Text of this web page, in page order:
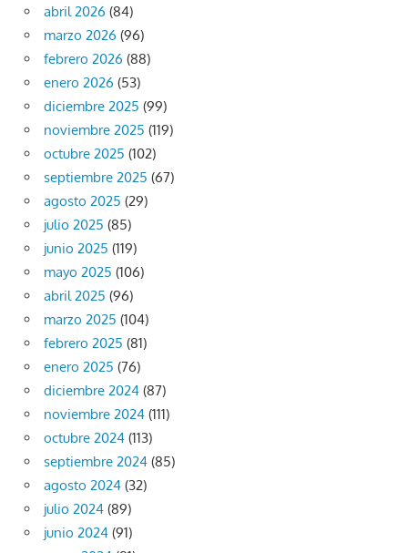
abril 2026 (84)
marzo 2026 (96)
febrero 2026 (88)
enero 2026 (53)
diciembre 2025 (99)
noviembre 2025 (119)
octubre 2025 (102)
septiembre 2025 (67)
agosto 2025 (29)
julio 2025 (85)
junio 2025 (119)
mayo 2025 (106)
abril 2025 (96)
marzo 2025 (104)
febrero 2025 (81)
enero 2025 (76)
diciembre 2024 (87)
noviembre 2024 (111)
octubre 2024 (113)
septiembre 2024 (85)
agosto 2024 (32)
julio 2024 (89)
junio 2024 (91)